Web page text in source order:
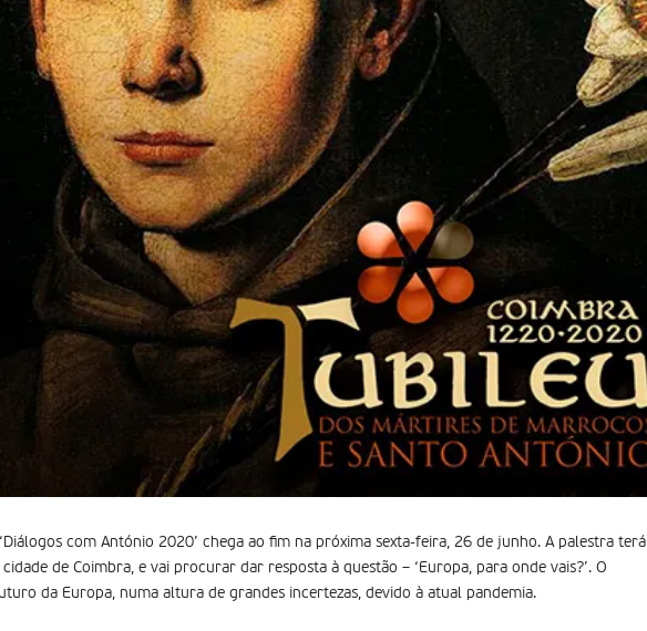
com António 2020’ chega ao fim na próxima sexta-feira, 26 de junho. A palestra terá
de Coimbra, e vai procurar dar resposta à questão – ‘Europa, para onde vais?’. O
da Europa, numa altura de grandes incertezas, devido à atual pandemia.